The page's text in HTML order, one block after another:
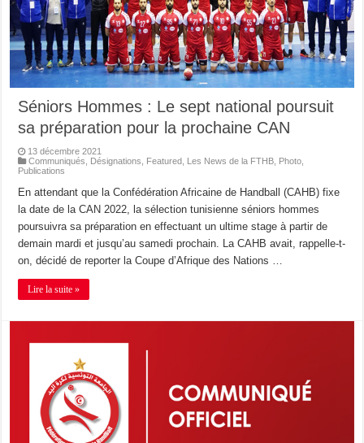
Séniors Hommes : Le sept national poursuit
sa préparation pour la prochaine CAN
13 décembre 2021
Communiqués
Désignations Featured Les News de la FTHB Photo
Publications
En attendant que la Confédération Africaine de Handball (CAHB) fixe
la date de la CAN 2022, la sélection tunisienne séniors hommes
poursuivra sa préparation en effectuant un ultime stage à partir de
demain mardi et jusqu’au samedi prochain. La CAHB avait, rappelle-t-
on, décidé de reporter la Coupe d’Afrique des Nations …
Lire la suite »